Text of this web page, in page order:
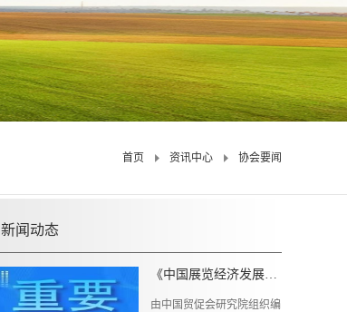
首页 资讯中心 协会要闻
新闻动态
《社会组织评比表彰活动管理办法》解读
近日，民政部、中央社会工